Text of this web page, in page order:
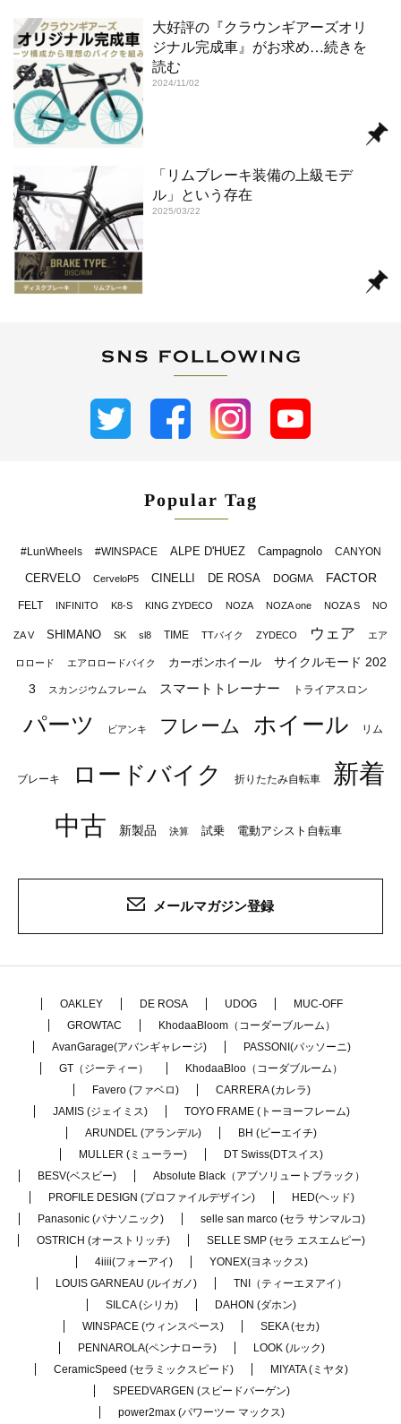
大好評の『クラウンギアーズオリ
ジナル完成車』がお求め…続きを
読む
2024/11/02
「リムブレーキ装備の上級モデ
ル」という存在
2025/03/22
Popular Tag
#LunWheels #WINSPACE ALPE D'HUEZ Campagnolo CANYON
CERVELO CerveloP5 CINELLI DE ROSA DOGMA FACTOR
FELT INFINITO K8-S KING ZYDECO NOZA NOZA one NOZA S NO
ZA V SHIMANO SK sl8 TIME TTバイク ZYDECO ウェア エア
ロロード エアロロードバイク カーボンホイール
サイクルモード 202
3
スカンジウムフレーム スマートトレーナー トライアスロン
パーツ ビアンキ フレーム ホイール リム
ブレーキ ロードバイク 折りたたみ自転車
新着
中古
新製品 決算 試乗 電動アシスト自転車
メールマガジン登録
OAKLEY DE ROSA UDOG
MUC-OFF
GROWTAC
KhodaaBloom（コーダーブルーム）
AvanGarage(アバンギャレージ)
PASSONI(パッソーニ)
GT（ジーティー）
KhodaaBloo（コーダブルーム）
Favero (ファベロ)
CARRERA (カレラ)
JAMIS (ジェイミス)
TOYO FRAME (トーヨーフレーム)
ARUNDEL (アランデル)
BH (ビーエイチ)
MULLER (ミューラー)
DT Swiss(DTスイス)
BESV(ベスビー)
Absolute Black（アブソリュートブラック）
PROFILE DESIGN (プロファイルデザイン)
HED(ヘッド)
Panasonic (パナソニック)
selle san marco (セラ サンマルコ)
OSTRICH (オーストリッチ)
SELLE SMP (セラ エスエムピー)
4iiii(フォーアイ)
YONEX(ヨネックス)
LOUIS GARNEAU (ルイガノ)
TNI（ティーエヌアイ）
SILCA (シリカ)
DAHON (ダホン)
WINSPACE (ウィンスペース)
SEKA (セカ)
PENNAROLA(ペンナローラ)
LOOK (ルック)
CeramicSpeed (セラミックスピード)
MIYATA (ミヤタ)
SPEEDVARGEN (スピードバーゲン)
power2max (パワーツー マックス)